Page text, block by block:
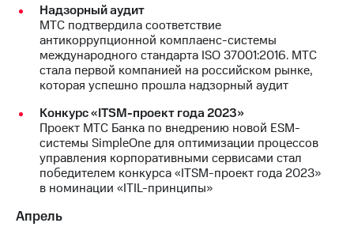
Описание
Программа
приобретения
Порядок
выкупа
акций
Рынок
облигаций
Описание
Еврооблигации-2023
Уведомление
Надзорный аудит
МТС подтвердила соответствие
антикоррупционной комплаенс-системы
международного стандарта ISO 37001:2016. МТС
стала первой компанией на российском рынке,
которая успешно прошла надзорный аудит
Конкурс «ITSM-проект года 2023»
Проект МТС Банка по внедрению новой ESM-
системы SimpleOne для оптимизации процессов
управления корпоративными сервисами стал
победителем конкурса «ITSM-проект года 2023»
в номинации «ITIL-принципы»
Апрель